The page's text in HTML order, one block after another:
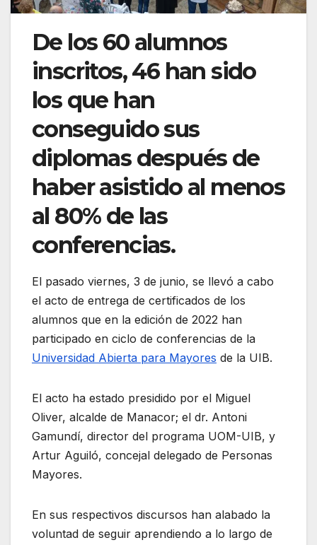
De los 60 alumnos
inscritos, 46 han sido
los que han
conseguido sus
diplomas después de
haber asistido al menos
al 80% de las
conferencias.
El pasado viernes, 3 de junio, se llevó a cabo
el acto de entrega de certificados de los
alumnos que en la edición de 2022 han
participado en ciclo de conferencias de la
Universidad Abierta para Mayores de la UIB.
El acto ha estado presidido por el Miguel
Oliver, alcalde de Manacor; el dr. Antoni
Gamundí, director del programa UOM-UIB, y
Artur Aguiló, concejal delegado de Personas
Mayores.
En sus respectivos discursos han alabado la
voluntad de seguir aprendiendo a lo largo de